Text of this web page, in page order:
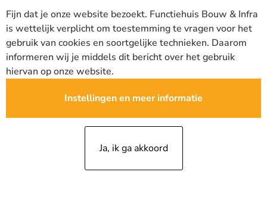
Fijn dat je onze website bezoekt. Functiehuis Bouw & Infra
is wettelijk verplicht om toestemming te vragen voor het
gebruik van cookies en soortgelijke technieken. Daarom
informeren wij je middels dit bericht over het gebruik
hiervan op onze website.
Instellingen en meer informatie
Ja, ik ga akkoord